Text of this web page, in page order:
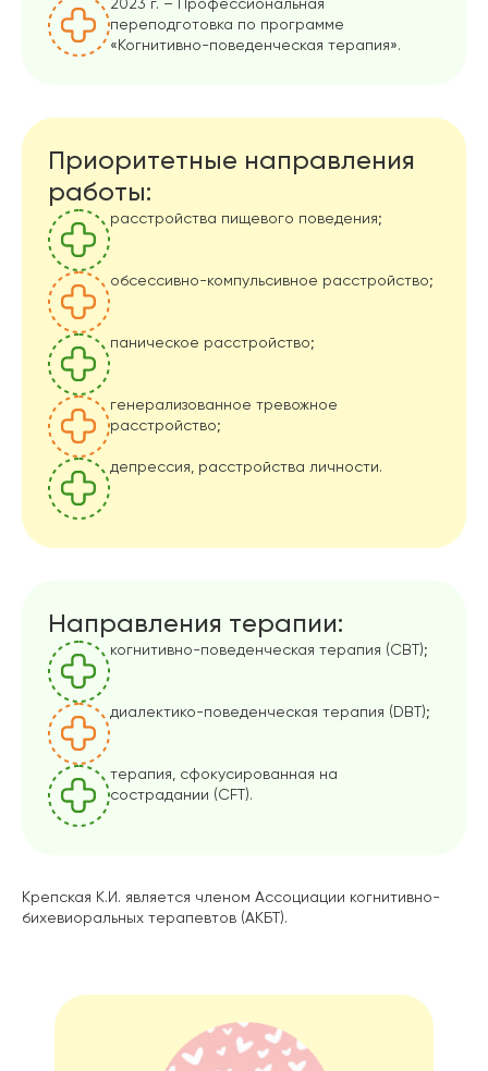
2023 г. – Профессиональная
переподготовка по программе
«Когнитивно-поведенческая терапия».
Приоритетные направления
работы:
расстройства пищевого поведения;
обсессивно-компульсивное расстройство;
паническое расстройство;
генерализованное тревожное
расстройство;
депрессия, расстройства личности.
Направления терапии:
когнитивно-поведенческая терапия (CBT);
диалектико-поведенческая терапия (DBT);
терапия, сфокусированная на
сострадании (CFT).
Крепская К.И. является членом Ассоциации когнитивно-
бихевиоральных терапевтов (АКБТ).